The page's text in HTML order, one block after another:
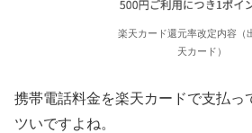
楽天カード還元率改定内容（
天カード）
携帯電話料金を楽天カードで支払っ
ツいですよね。